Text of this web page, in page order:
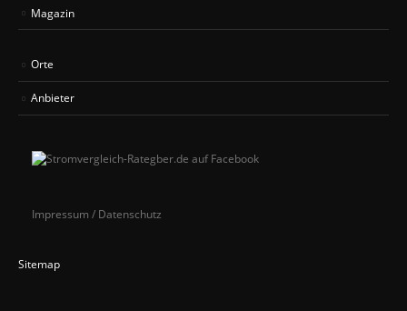
Magazin
Orte
Anbieter
Impressum / Datenschutz
Sitemap